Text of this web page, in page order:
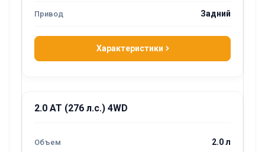
Задний
Характеристики
2.0 AT (276 л.с.) 4WD
2.0 л